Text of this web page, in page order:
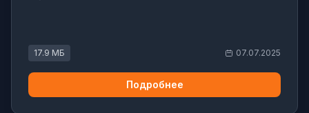
17.9 МБ 07.07.2025
Подробнее